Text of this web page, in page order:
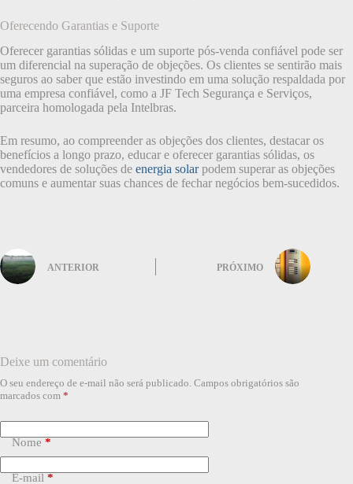
Oferecendo Garantias e Suporte
Oferecer garantias sólidas e um suporte pós-venda confiável pode ser
um diferencial na superação de objeções. Os clientes se sentirão mais
seguros ao saber que estão investindo em uma solução respaldada por
uma empresa confiável, como a JF Tech Segurança e Serviços,
parceira homologada pela Intelbras.
Em resumo, ao compreender as objeções dos clientes, destacar os
benefícios a longo prazo, educar e oferecer garantias sólidas, os
vendedores de soluções de energia solarpodem superar as objeções
comuns e aumentar suas chances de fechar negócios bem-sucedidos.
ANTERIOR PRÓXIMO
Deixe um comentário
O seu endereço de e-mail não será publicado. Campos obrigatórios são
marcados com *
Nome *
E-mail *